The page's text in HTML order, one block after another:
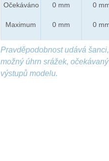
Očekáváno
Maximum
0 mm
0 mm
0
0
Pravděpodobnost udává
možný úhrn srážek,
výstupů modelu.